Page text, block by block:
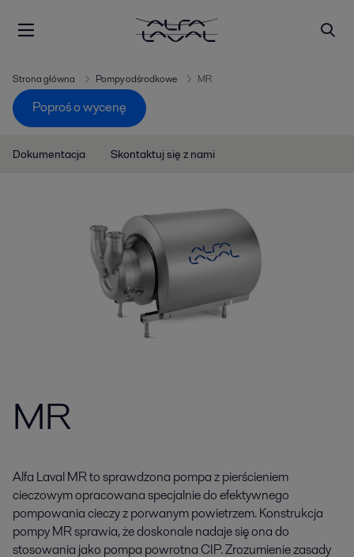
Strona główna Pompy odśrodkowe MR
Poproś o wycenę
Dokumentacja Skontaktuj się z nami
MR
Alfa Laval MR to sprawdzona pompa z pierścieniem
cieczowym opracowana specjalnie do efektywnego
pompowania cieczy z porwanym powietrzem. Konstrukcja
pompy MR sprawia, że doskonale nadaje się ona do
stosowania jako pompa powrotna CIP. Zrozumienie zasady